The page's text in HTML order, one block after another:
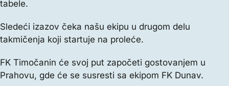
tabele.
Sledeći izazov čeka našu ekipu u drugom delu
takmičenja koji startuje na proleće.
FK Timočanin će svoj put započeti gostovanjem u
Prahovu, gde će se susresti sa ekipom FK Dunav.